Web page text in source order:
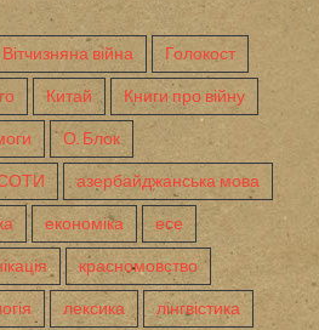
війна Голокост
Китай Книги про війну
О. Блок
азербайджанська мова
економіка есе
красномовство
лексика лінгвістика